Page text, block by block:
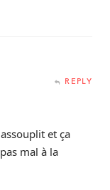
REPLY
et ça
mal à la